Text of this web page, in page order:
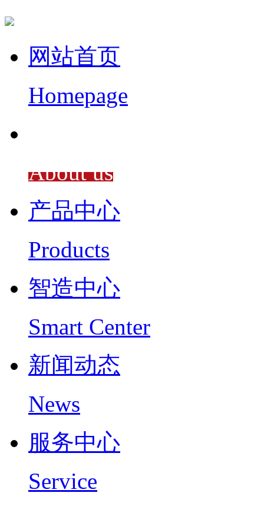
网站首页
Homepage
About us
产品中心
Products
智造中心
Smart Center
新闻动态
News
服务中心
Service